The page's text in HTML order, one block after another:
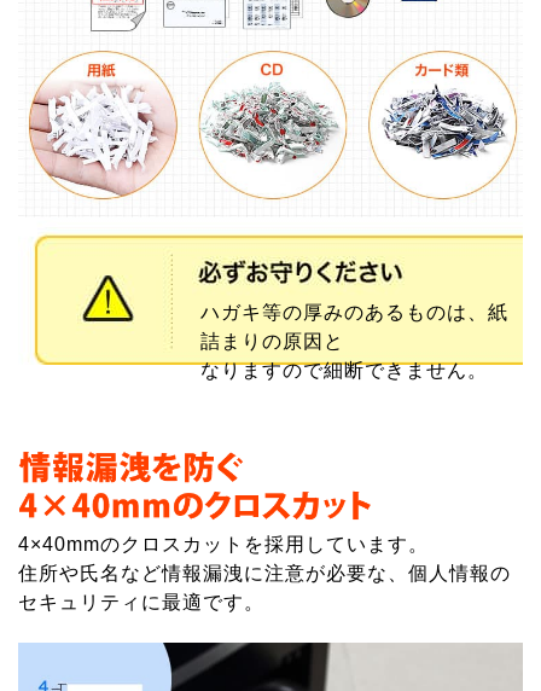
ハガキ等の厚みのあるものは、紙
詰まりの原因と
なりますので細断できません。
4×40mmのクロスカットを採用しています。
住所や氏名など情報漏洩に注意が必要な、個人情報の
セキュリティに最適です。